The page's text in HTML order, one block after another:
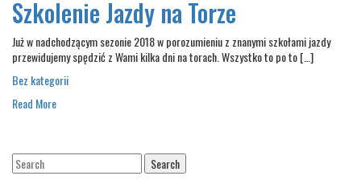
Szkolenie Jazdy na Torze
Już w nadchodzącym sezonie 2018 w porozumieniu z znanymi szkołami jazdy
przewidujemy spędzić z Wami kilka dni na torach. Wszystko to po to […]
Bez kategorii
Read More